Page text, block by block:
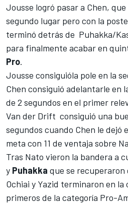
Jousse logró pasar a Chen,
segundo lugar pero con la
terminó detrás de Puhakka/
para finalmente acabar en
Pro.
Jousse consiguióla pole en la
Chen consiguió adelantarle en
de 2 segundos en el primer
Van der Drift consiguió una
segundos cuando Chen le dejó
meta con 11 de ventaja sobre
Tras Nato vieron la bandera a
y Puhakka que se recuperaron
Ochiai y Yazid terminaron en
primeros de la categoría Pro-